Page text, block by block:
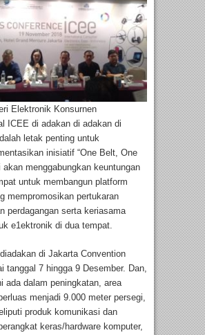
Elektronik Konsurnen
ICEE di adakan di adakan di
letak penting untuk
inisiatif “One Belt, One
akan menggabungkan keuntungan
untuk membangun platform
mempromosikan pertukaran
perdagangan serta keriasama
e1ektronik di dua tempat.
di Jakarta Convention
tanggal 7 hingga 9 Desember. Dan,
ada dalam peningkatan, area
menjadi 9.000 meter persegi,
produk komunikasi dan
keras/hardware komputer,